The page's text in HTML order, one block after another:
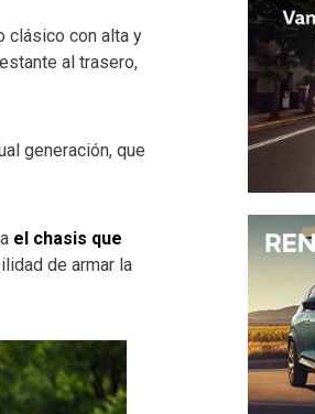
clásico con alta y
al trasero,
generación, que
el chasis que
de armar la